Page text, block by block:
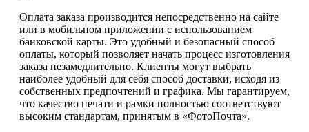
Оплата заказа производится непосредственно на сайте
или в мобильном приложении с использованием
банковской карты. Это удобный и безопасный способ
оплаты, который позволяет начать процесс изготовления
заказа незамедлительно. Клиенты могут выбрать
наиболее удобный для себя способ доставки, исходя из
собственных предпочтений и графика. Мы гарантируем,
что качество печати и рамки полностью соответствуют
высоким стандартам, принятым в «ФотоПочта».